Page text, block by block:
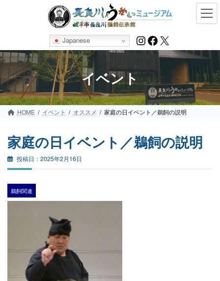
Japanese Instagram
Facebook
X
イベント
HOME イベント オススメ 家庭の日イベント／鵜飼の説明
家庭の日イベント／鵜飼の説明
2025年2月16日
鵜飼関連